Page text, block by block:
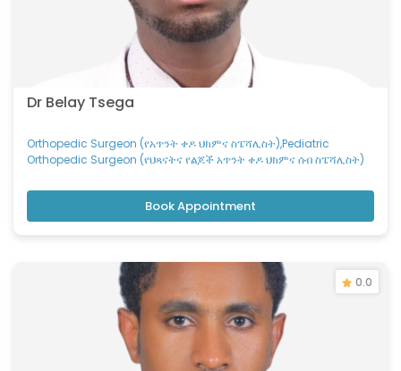
Dr Belay Tsega
Orthopedic Surgeon (የአጥንት ቀዶ ህክምና ስፔሻሊስት),Pediatric
Orthopedic Surgeon (የህጻናትና የልጆች አጥንት ቀዶ ህክምና ሰብ ስፔሻሊስት)
Book Appointment
0.0